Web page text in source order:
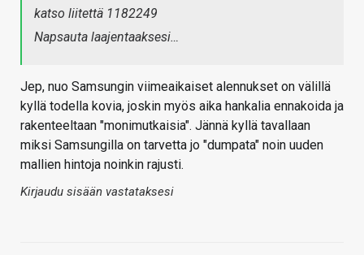
katso liitettä 1182249
Napsauta laajentaaksesi…
Jep, nuo Samsungin viimeaikaiset alennukset on välillä
kyllä todella kovia, joskin myös aika hankalia ennakoida ja
rakenteeltaan "monimutkaisia". Jännä kyllä tavallaan
miksi Samsungilla on tarvetta jo "dumpata" noin uuden
mallien hintoja noinkin rajusti.
Kirjaudu sisään vastataksesi